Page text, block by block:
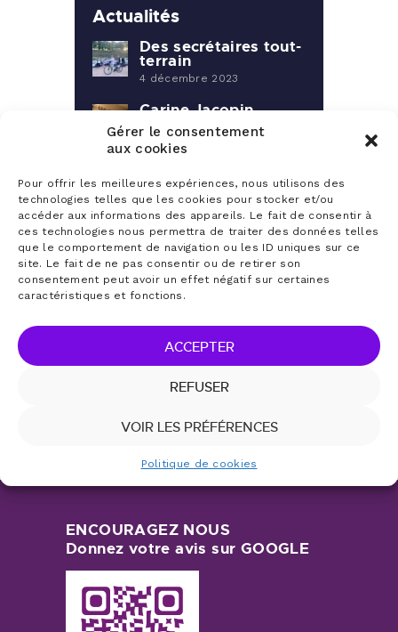
Gérer le consentement
aux cookies
Pour offrir les meilleures expériences, nous utilisons des
technologies telles que les cookies pour stocker et/ou
accéder aux informations des appareils. Le fait de consentir à
ces technologies nous permettra de traiter des données telles
que le comportement de navigation ou les ID uniques sur ce
site. Le fait de ne pas consentir ou de retirer son
consentement peut avoir un effet négatif sur certaines
caractéristiques et fonctions.
ACCEPTER
REFUSER
VOIR LES PRÉFÉRENCES
Politique de cookies
Actualités
Des secrétaires tout-
terrain
4 décembre 2023
Carine Jacopin
propose un service
administratif à la
carte
août 2026
V S
1
2
3
4 5
10
11 12 13 14 15
16
19 20 21
« Déc
ENCOURAGEZ NOUS
Donnez votre avis sur GOOGLE